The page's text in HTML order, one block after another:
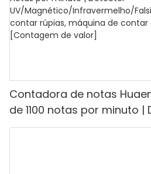
Contadora de notas
de 1100 notas por minuto |
UV/Magnético/